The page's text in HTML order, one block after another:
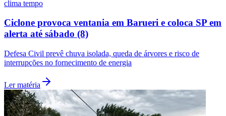
Santos
clima tempo
Ciclone provoca ventania em Barueri e coloca SP em
alerta até sábado (8)
Defesa Civil prevê chuva isolada, queda de árvores e risco de
interrupções no fornecimento de energia
Ler matéria